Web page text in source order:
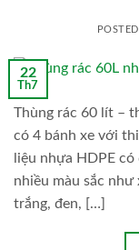
22
Th7
Thùng rác 60 lít –
có 4 bánh xe với
liệu nhựa HDPE
nhiều màu sắc như
trắng, đen, […]